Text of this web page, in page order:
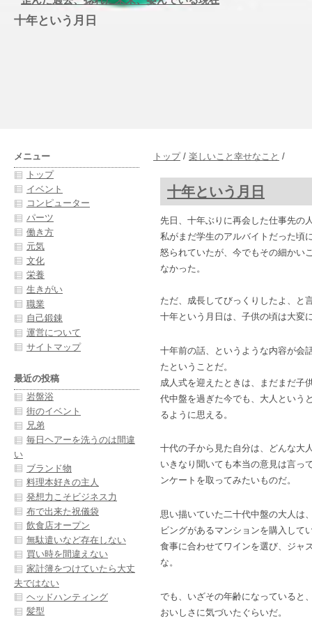
十年という月日
トップ/ 楽しいこと幸せなこと /
十年という月日
先日、十年ぶりに再会した仕事先の
私がまだ学生のアルバイトだった頃
怒られていたが、今でもその細かい
なかった。
ただ、成長してびっくりしたよ、と
十年という月日は、子供の頃は大変
十年前の話、というような内容が会
たということだ。
成人式を迎えたときは、まだまだ子
代中盤を過ぎた今でも、大人という
るように思える。
十代の子から見た自分は、どんな大
いきなり聞いても本当の意見は言っ
ンケートを取ってみたいものだ。
思い描いていた二十代中盤の大人は
ビングがあるマンションを購入して
食事に合わせてワインを選び、ジャ
な。
でも、いざその年齢になっていると
おいしさに気づいたぐらいだ。
メニュー
トップ
イベント
コンピューター
パーツ
働き方
元気
文化
栄養
生きがい
職業
自己鍛錬
運営について
サイトマップ
最近の投稿
岩盤浴
街のイベント
兄弟
毎日ヘアーを洗うのは間違
い
ブランド物
料理本好きの主人
発想力こそビジネス力
布で出来た祝儀袋
飲食店オープン
無駄遣いなど存在しない
買い時を間違えない
家計簿をつけていたら大丈
夫ではない
ヘッドハンティング
髪型